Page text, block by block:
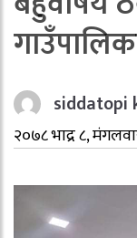
siddatopi
२०७८ भाद्र ८,